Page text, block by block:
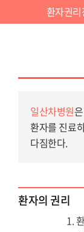
환자권
일산차병원
환자를 진료
다짐한다.
환자의 권리